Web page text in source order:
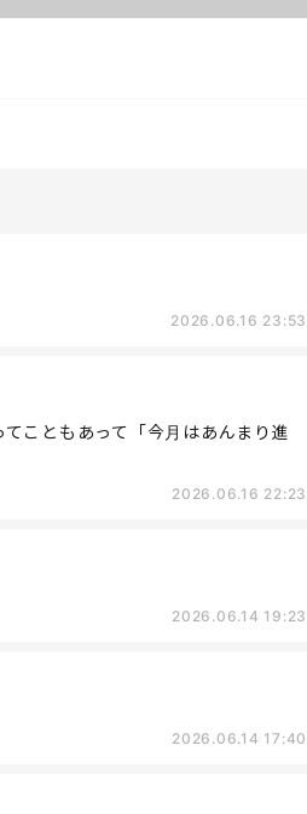
2026.06.16 23:53
こともあって「今月はあんまり進
2026.06.16 22:23
2026.06.14 19:23
2026.06.14 17:40